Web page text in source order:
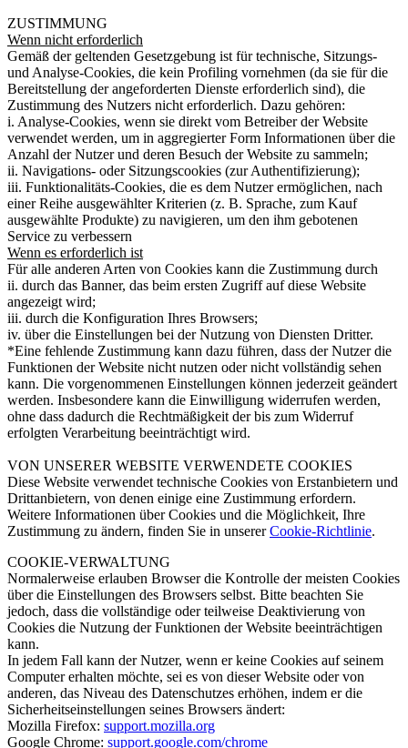
ZUSTIMMUNG
Wenn nicht erforderlich
Gemäß der geltenden Gesetzgebung ist für technische, Sitzungs-
und Analyse-Cookies, die kein Profiling vornehmen (da sie für die
Bereitstellung der angeforderten Dienste erforderlich sind), die
Zustimmung des Nutzers nicht erforderlich. Dazu gehören:
i. Analyse-Cookies, wenn sie direkt vom Betreiber der Website
verwendet werden, um in aggregierter Form Informationen über die
Anzahl der Nutzer und deren Besuch der Website zu sammeln;
ii. Navigations- oder Sitzungscookies (zur Authentifizierung);
iii. Funktionalitäts-Cookies, die es dem Nutzer ermöglichen, nach
einer Reihe ausgewählter Kriterien (z. B. Sprache, zum Kauf
ausgewählte Produkte) zu navigieren, um den ihm gebotenen
Service zu verbessern
Wenn es erforderlich ist
Für alle anderen Arten von Cookies kann die Zustimmung durch
ii. durch das Banner, das beim ersten Zugriff auf diese Website
angezeigt wird;
iii. durch die Konfiguration Ihres Browsers;
iv. über die Einstellungen bei der Nutzung von Diensten Dritter.
*Eine fehlende Zustimmung kann dazu führen, dass der Nutzer die
Funktionen der Website nicht nutzen oder nicht vollständig sehen
kann. Die vorgenommenen Einstellungen können jederzeit geändert
werden. Insbesondere kann die Einwilligung widerrufen werden,
ohne dass dadurch die Rechtmäßigkeit der bis zum Widerruf
erfolgten Verarbeitung beeinträchtigt wird.
VON UNSERER WEBSITE VERWENDETE COOKIES
Diese Website verwendet technische Cookies von Erstanbietern und
Drittanbietern, von denen einige eine Zustimmung erfordern.
Weitere Informationen über Cookies und die Möglichkeit, Ihre
Zustimmung zu ändern, finden Sie in unsererCookie-Richtlinie.
COOKIE-VERWALTUNG
Normalerweise erlauben Browser die Kontrolle der meisten Cookies
über die Einstellungen des Browsers selbst. Bitte beachten Sie
jedoch, dass die vollständige oder teilweise Deaktivierung von
Cookies die Nutzung der Funktionen der Website beeinträchtigen
kann.
In jedem Fall kann der Nutzer, wenn er keine Cookies auf seinem
Computer erhalten möchte, sei es von dieser Website oder von
anderen, das Niveau des Datenschutzes erhöhen, indem er die
Sicherheitseinstellungen seines Browsers ändert:
Mozilla Firefox: support.mozilla.org
Google Chrome: support.google.com/chrome